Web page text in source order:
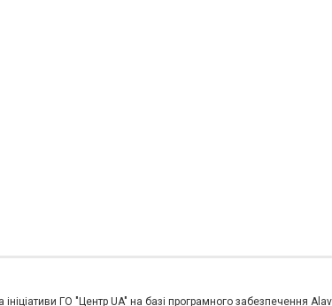
ГО "Центр UA" на базі програмного забезпечення